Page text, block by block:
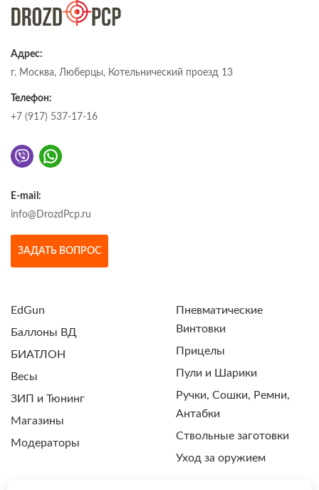
Адрес:
г. Москва, Люберцы, Котельнический проезд 13
Телефон:
+7 (917) 537-17-16
E-mail:
info@DrozdPcp.ru
ЗАДАТЬ ВОПРОС
EdGun
Баллоны ВД
БИАТЛОН
Весы
ЗИП и Тюнинг
Магазины
Модераторы
Пневматические
Винтовки
Прицелы
Пули и Шарики
Ручки, Сошки, Ремни,
Антабки
Ствольные заготовки
Уход за оружием